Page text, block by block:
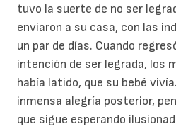
tuvo la suerte de no ser
enviaron a su casa, con las
un par de días. Cuando
intención de ser legrada, los
había latido, que su bebé
inmensa alegría posterior,
que sigue esperando